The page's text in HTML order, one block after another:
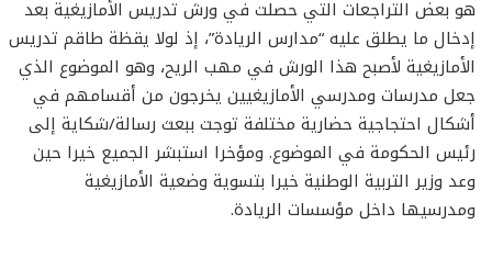
هو بعض التراجعات التي حصلت في ورش تدريس الأمازيغية بعد
إدخال ما يطلق عليه “مدارس الريادة”، إذ لولا يقظة طاقم تدريس
الأمازيغية لأصبح هذا الورش في مهب الريح، وهو الموضوع الذي
جعل مدرسات ومدرسي الأمازيغيين يخرجون من أقسامهم في
أشكال احتجاجية حضارية مختلفة توجت ببعث رسالة/شكاية إلى
رئيس الحكومة في الموضوع. ومؤخرا استبشر الجميع خيرا حين
وعد وزير التربية الوطنية خيرا بتسوية وضعية الأمازيغية
ومدرسيها داخل مؤسسات الريادة.